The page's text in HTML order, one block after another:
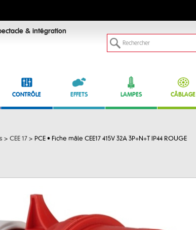
& intégration
CONTRÔLE EFFETS LAMPES CÂBLAGE
> CEE 17 > PCE • Fiche mâle CEE17 415V 32A 3P+N+T IP44 ROUGE